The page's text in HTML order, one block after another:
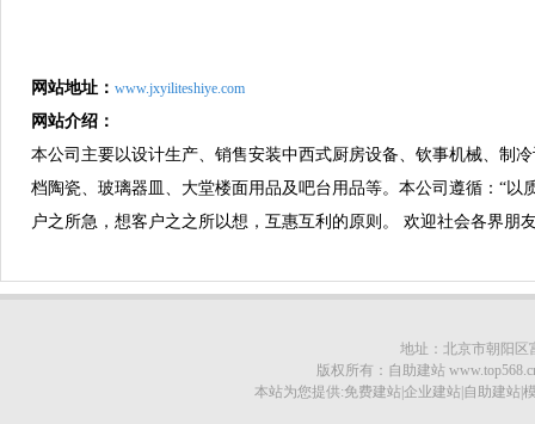
网站地址： www.jxyiliteshiye.com
网站介绍：
本公司主要以设计生产、销售安装中西式厨房设备、钦事机械、制
档陶瓷、玻璃器皿、大堂楼面用品及吧台用品等。本公司遵循：“
户之所急，想客户之之所以想，互惠互利的原则。 欢迎社会各界朋
地址：北京市朝阳区
版权所有：自助建站
本站为您提供:免费建站|企业建站|自助建站|